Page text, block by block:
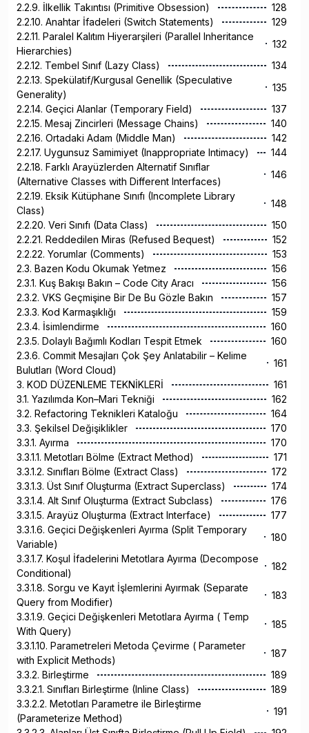
2.2.9. İlkellik Takıntısı (Primitive Obsession)
128
2.2.10. Anahtar İfadeleri (Switch Statements)
129
2.2.11. Paralel Kalıtım Hiyerarşileri (Parallel Inheritance
Hierarchies)
132
2.2.12. Tembel Sınıf (Lazy Class)
134
2.2.13. Spekülatif/Kurgusal Genellik (Speculative
Generality)
135
2.2.14. Geçici Alanlar (Temporary Field)
137
2.2.15. Mesaj Zincirleri (Message Chains)
140
2.2.16. Ortadaki Adam (Middle Man)
142
2.2.17. Uygunsuz Samimiyet (Inappropriate Intimacy)
144
2.2.18. Farklı Arayüzlerden Alternatif Sınıflar
(Alternative Classes with Different Interfaces)
146
2.2.19. Eksik Kütüphane Sınıfı (Incomplete Library
Class)
148
2.2.20. Veri Sınıfı (Data Class)
150
2.2.21. Reddedilen Miras (Refused Bequest)
152
2.2.22. Yorumlar (Comments)
153
2.3. Bazen Kodu Okumak Yetmez
156
2.3.1. Kuş Bakışı Bakın – Code City Aracı
156
2.3.2. VKS Geçmişine Bir De Bu Gözle Bakın
157
2.3.3. Kod Karmaşıklığı
159
2.3.4. İsimlendirme
160
2.3.5. Dolaylı Bağımlı Kodları Tespit Etmek
160
2.3.6. Commit Mesajları Çok Şey Anlatabilir – Kelime
Bulutları (Word Cloud)
161
3. KOD DÜZENLEME TEKNİKLERİ
161
3.1. Yazılımda Kon–Mari Tekniği
162
3.2. Refactoring Teknikleri Kataloğu
164
3.3. Şekilsel Değişiklikler
170
3.3.1. Ayırma
170
3.3.1.1. Metotları Bölme (Extract Method)
171
3.3.1.2. Sınıfları Bölme (Extract Class)
172
3.3.1.3. Üst Sınıf Oluşturma (Extract Superclass)
174
3.3.1.4. Alt Sınıf Oluşturma (Extract Subclass)
176
3.3.1.5. Arayüz Oluşturma (Extract Interface)
177
3.3.1.6. Geçici Değişkenleri Ayırma (Split Temporary
Variable)
180
3.3.1.7. Koşul İfadelerini Metotlara Ayırma (Decompose
Conditional)
182
3.3.1.8. Sorgu ve Kayıt İşlemlerini Ayırmak (Separate
Query from Modifier)
183
3.3.1.9. Geçici Değişkenleri Metotlara Ayırma ( Temp
With Query)
185
3.3.1.10. Parametreleri Metoda Çevirme ( Parameter
with Explicit Methods)
187
3.3.2. Birleştirme
189
3.3.2.1. Sınıfları Birleştirme (Inline Class)
189
3.3.2.2. Metotları Parametre ile Birleştirme
(Parameterize Method)
191